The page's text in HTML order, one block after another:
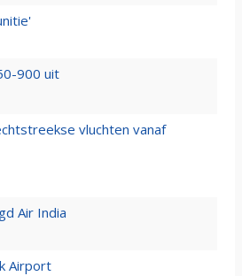
900 uit
vluchten vanaf
Air India
Airport